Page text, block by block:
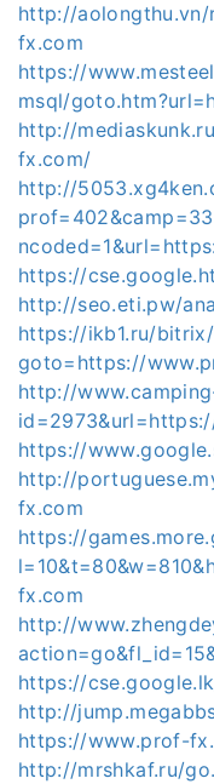
http://
fx.com
https://
msql/
http://
fx.com/
http://
https://
http://seo.eti.pw/
https://ikb1.ru/
goto=https://
http://
https://
http://
fx.com
https://
fx.com
http://
https://
http://
https://www.prof-
http://mrshkaf.ru/